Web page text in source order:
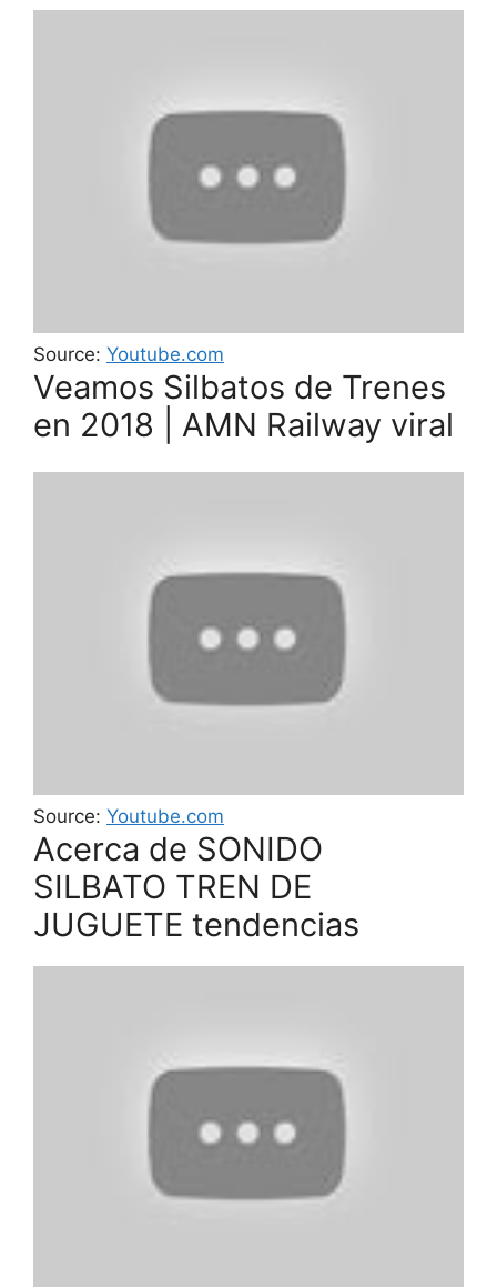
Source: Youtube.com
Veamos Silbatos de Trenes
en 2018 | AMN Railway viral
Source: Youtube.com
Acerca de SONIDO
SILBATO TREN DE
JUGUETE tendencias